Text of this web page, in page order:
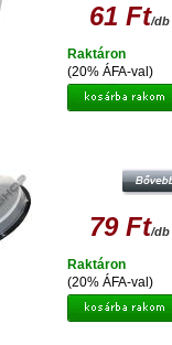
61 Ft/db
(20% ÁFA-val)
Raktáron
79 Ft/db
(20% ÁFA-val)
Raktáron